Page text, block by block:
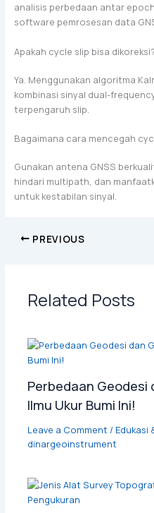
analisis perbedaan antar
software pemrosesan data
Apakah cycle slip bisa dikoreksi?
Ya. Menggunakan algoritma
kombinasi sinyal dual-
terpengaruh slip.
Bagaimana cara mencegah
Gunakan antena GNSS
hindari multipath, dan
untuk kestabilan sinyal.
PREVIOUS
Related Posts
Perbedaan Geodesi
Ilmu Ukur Bumi Ini!
Leave a Comment/ Edukasi
dinargeoinstrument